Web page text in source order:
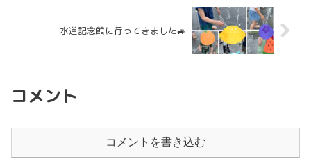
水道記念館に行ってきました🚙
コメント
コメントを書き込む